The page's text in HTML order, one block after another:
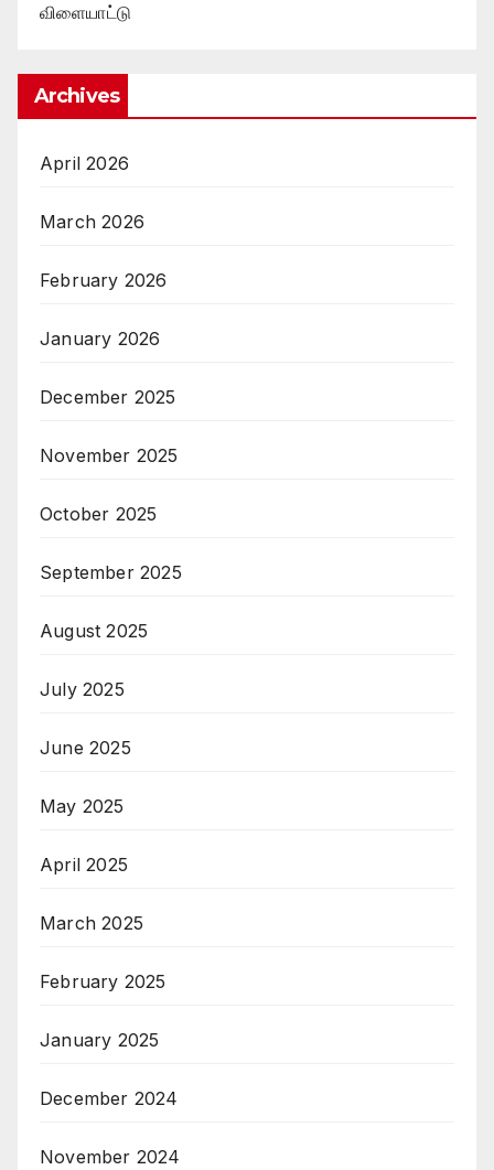
விளையாட்டு
Archives
April 2026
March 2026
February 2026
January 2026
December 2025
November 2025
October 2025
September 2025
August 2025
July 2025
June 2025
May 2025
April 2025
March 2025
February 2025
January 2025
December 2024
November 2024